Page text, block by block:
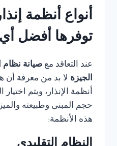
أنواع أنظمة
توفرها أفضل أي
عند التعاقد مع
الجيزة لا بد من معرفة أن
أنظمة الإنذار، ويتم
حجم المبنى وطبيعته
هذه الأنظمة: